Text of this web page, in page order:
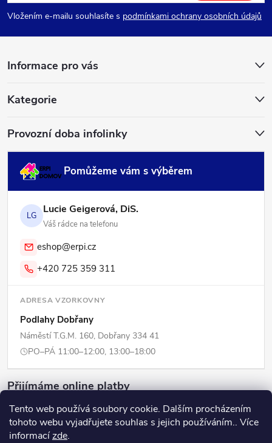
Tento web používá soubory cookie. Dalším procházením
tohoto webu vyjadřujete souhlas s jejich používáním.. Více
informacízde.
p
a
Vložením e-mailu souhlasíte s podmínkami ochrany osobních údajů
Informace pro vás
Kategorie
Provozní doba infolinky
Pomůžeme vám s výběrem
LG Lucie Geigerová, DiS.
Váš rádce na telefonu
eshop@erpi.cz
+420 725 359 311
ADRESA VZORKOVNY
Podlahy Dobřany
Náměstí T.G.M. 160, Dobřany 334 41
PO–PÁ 11:00–12:00, 13:00–18:00
Přijímáme online platby